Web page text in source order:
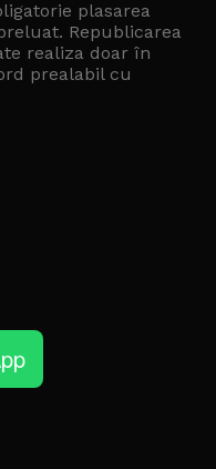
plasarea
Republicarea
realiza doar în
prealabil cu